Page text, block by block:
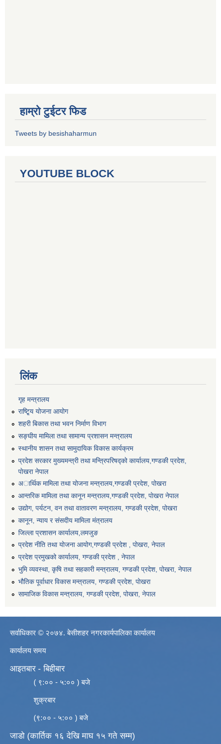
हाम्रो टुईटर फिड
Tweets by besishaharmun
YOUTUBE BLOCK
लिंक
गृह मन्त्रालय
राष्टि्ृय योजना आयोग
शहरी बिकास तथा भवन निर्माण विभाग
सङ्घीय मामिला तथा सामान्य प्रशासन मन्त्रालय
स्थानीय शासन तथा सामुदायिक विकास कार्यक्रम
प्रदेश सरकार मुख्यमन्त्री तथा मन्त्रिपरिषद्को कार्यालय,गण्डकी प्रदेश,
पाेखरा नेपाल
अार्थिक मामिला तथा योजना मन्त्रालय,गण्डकी प्रदेश, पोखरा
आन्तरिक मामिला तथा कानून मन्त्रालय,गण्डकी प्रदेश, पाेखरा नेपाल
उद्योग, पर्यटन, वन तथा वातावरण मन्त्रालय, गण्डकी प्रदेश, पोखरा
कानून, न्याय र संसदीय मामिला मंत्रालय
जिल्ला प्रशासन कार्यालय,लमजुङ
प्रदेश नीति तथा योजना आयोग,गण्डकी प्रदेश , पोखरा, नेपाल
प्रदेश प्रमुखको कार्यालय, गण्डकी प्रदेश , नेपाल
भुमि व्यवस्था, कृषि तथा सहकारी मन्त्रालय, गण्डकी प्रदेश, पोखरा, नेपाल
भौतिक पूर्वाधार विकास मन्त्रालय, गण्डकी प्रदेश, पाेखरा
सामाजिक विकास मन्त्रालय, गण्डकी प्रदेश, पोखरा, नेपाल
सर्वाधिकार © २०७४. बेसीशहर नगरकार्यपालिका कार्यालय
कार्यालय समय
आइतबार - बिहीबार
( ९:०० - ५:०० ) बजे
शुक्रबार
(९:०० - ५:०० ) बजे
जाडो (कार्तिक १६ देखि माघ १५ गते सम्म)